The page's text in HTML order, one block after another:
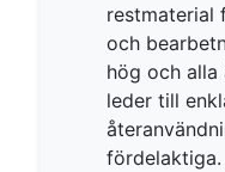
restmaterial
och
hög och alla
leder till
fördelaktiga.